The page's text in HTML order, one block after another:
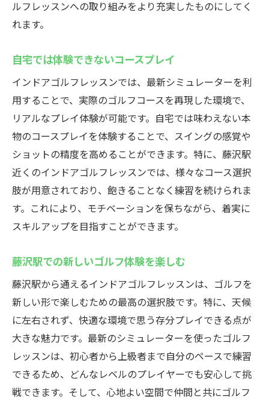
ルフレッスンへの取り組みをより充実したものにしてく
れます。
自宅では体験できないコースプレイ
インドアゴルフレッスンでは、最新シミュレーターを利
用することで、実際のゴルフコースを再現した環境で、
リアルなプレイ体験が可能です。自宅では味わえない本
物のコースプレイを体験することで、スイングの感覚や
ショットの精度を高めることができます。特に、藤沢駅
近くのインドアゴルフレッスンでは、様々なコース選択
肢が用意されており、飽きることなく練習を続けられま
す。これにより、モチベーションを保ちながら、着実に
スキルアップを目指すことができます。
藤沢駅での新しいゴルフ体験を楽しむ
藤沢駅から通えるインドアゴルフレッスンは、ゴルフを
新しい形で楽しむための最高の選択肢です。特に、天候
に左右されず、快適な環境で思う存分プレイできる点が
大きな魅力です。最新のシミュレーターを使ったゴルフ
レッスンは、初心者から上級者まで自分のペースで練習
できるため、どんなレベルのプレイヤーでも安心して挑
戦できます。そして、心地よい空間で仲間と共にゴルフ